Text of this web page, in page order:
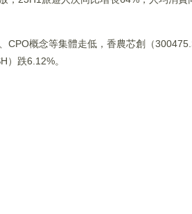
CPO概念等集體走低，香農芯創（
）跌6.12%。